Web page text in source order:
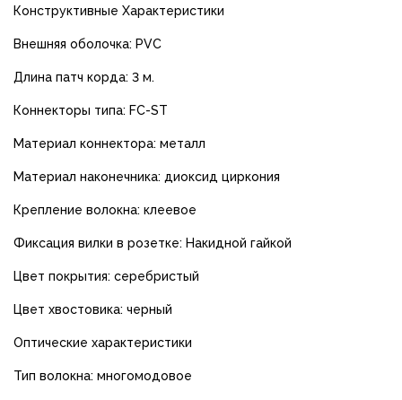
Конструктивные Характеристики
Внешняя оболочка: PVC
Длина патч корда: 3 м.
Коннекторы типа: FC-ST
Материал коннектора: металл
Материал наконечника: диоксид циркония
Крепление волокна: клеевое
Фиксация вилки в розетке: Накидной гайкой
Цвет покрытия: серебристый
Цвет хвостовика: черный
Оптические характеристики
Тип волокна: многомодовое